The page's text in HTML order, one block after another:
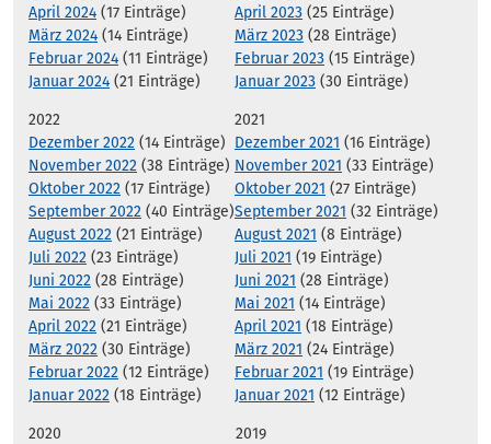
April 2024 (17 Einträge)
März 2024 (14 Einträge)
Februar 2024 (11 Einträge)
Januar 2024 (21 Einträge)
April 2023 (25 Einträge)
März 2023 (28 Einträge)
Februar 2023 (15 Einträge)
Januar 2023 (30 Einträge)
2022
Dezember 2022 (14 Einträge)
November 2022 (38 Einträge)
Oktober 2022 (17 Einträge)
September 2022 (40 Einträge)
August 2022 (21 Einträge)
Juli 2022 (23 Einträge)
Juni 2022 (28 Einträge)
Mai 2022 (33 Einträge)
April 2022 (21 Einträge)
März 2022 (30 Einträge)
Februar 2022 (12 Einträge)
Januar 2022 (18 Einträge)
2021
Dezember 2021 (16 Einträge)
November 2021 (33 Einträge)
Oktober 2021 (27 Einträge)
September 2021 (32 Einträge)
August 2021 (8 Einträge)
Juli 2021 (19 Einträge)
Juni 2021 (28 Einträge)
Mai 2021 (14 Einträge)
April 2021 (18 Einträge)
März 2021 (24 Einträge)
Februar 2021 (19 Einträge)
Januar 2021 (12 Einträge)
2020
2019